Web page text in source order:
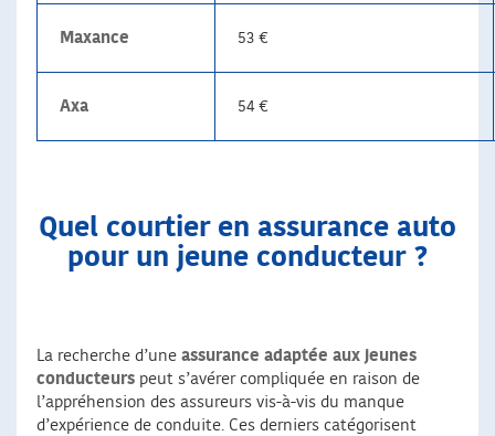
Maxance 53 €
Axa 54 €
Quel courtier en assurance auto
pour un jeune conducteur ?
La recherche d’une assurance adaptée aux jeunes
conducteurs peut s’avérer compliquée en raison de
l’appréhension des assureurs vis-à-vis du manque
d’expérience de conduite. Ces derniers catégorisent